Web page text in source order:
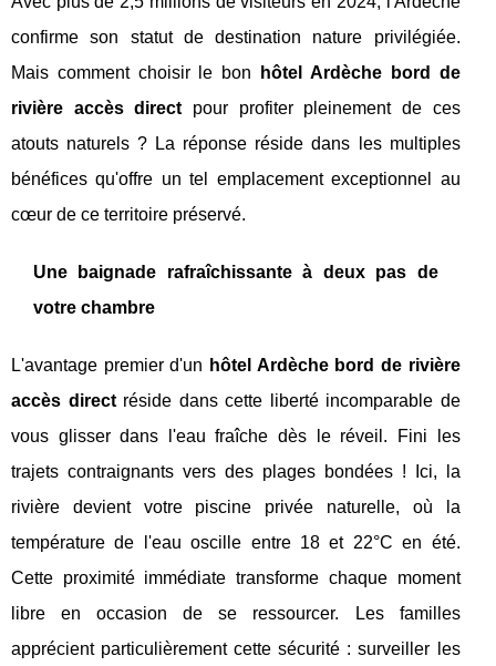
confirme son statut de destination nature privilégiée.
Mais comment choisir le bon
hôtel Ardèche bord de
rivière accès direct pour profiter pleinement de ces
atouts naturels ? La réponse réside dans les multiples
bénéfices qu'offre un tel emplacement exceptionnel au
cœur de ce territoire préservé.
Une baignade rafraîchissante à deux pas de
votre chambre
L'avantage premier d'un hôtel Ardèche bord de rivière
accès directréside dans cette liberté incomparable de
vous glisser dans l'eau fraîche dès le réveil. Fini les
trajets contraignants vers des plages bondées ! Ici, la
rivière devient votre piscine privée naturelle, où la
température de l'eau oscille entre 18 et 22°C en été.
Cette proximité immédiate transforme chaque moment
libre en occasion de se ressourcer. Les familles
apprécient particulièrement cette sécurité : surveiller les